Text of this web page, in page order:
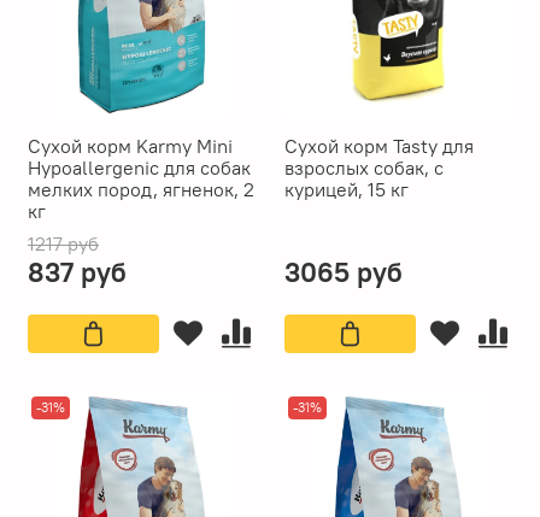
Сухой корм Karmy Mini
Hypoallergenic для собак
мелких пород, ягненок, 2
кг
1217 руб
837 руб
Сухой корм Tasty для
взрослых собак, с
курицей, 15 кг
3065 руб
-31% -31%